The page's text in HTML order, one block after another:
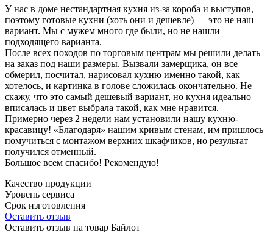
У нас в доме нестандартная кухня из-за короба и выступов,
поэтому готовые кухни (хоть они и дешевле) — это не наш
вариант. Мы с мужем много где были, но не нашли
подходящего варианта.
После всех походов по торговым центрам мы решили делать
на заказ под наши размеры. Вызвали замерщика, он все
обмерил, посчитал, нарисовал кухню именно такой, как
хотелось, и картинка в голове сложилась окончательно. Не
скажу, что это самый дешевый вариант, но кухня идеально
вписалась и цвет выбрала такой, как мне нравится.
Примерно через 2 недели нам установили нашу кухню-
красавицу! «Благодаря» нашим кривым стенам, им пришлось
помучиться с монтажом верхних шкафчиков, но результат
получился отменный.
Большое всем спасибо! Рекомендую!
Качество продукции
Уровень сервиса
Срок изготовления
Оставить отзыв
Оставить отзыв на товар Байлот